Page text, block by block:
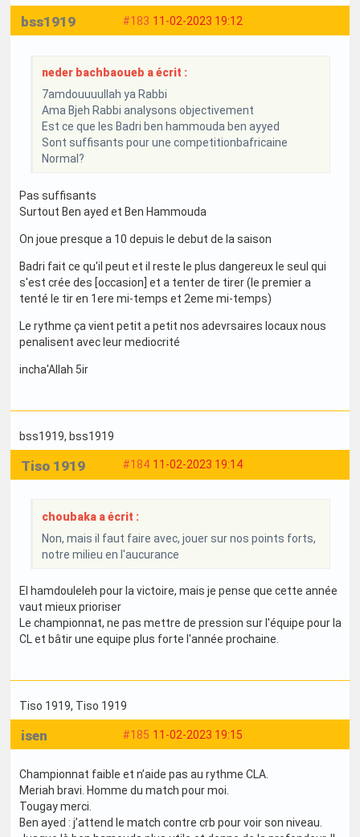
#183 11-02-2023 19:12
bss1919
neder bachbaoueb a écrit :
7amdouuuullah ya Rabbi
Ama Bjeh Rabbi analysons objectivement
Est ce que les Badri ben hammouda ben ayyed
Sont suffisants pour une competitionbafricaine
Normal?
Pas suffisants
Surtout Ben ayed et Ben Hammouda
On joue presque a 10 depuis le debut de la saison
Badri fait ce qu'il peut et il reste le plus dangereux le seul qui
s'est crée des [occasion] et a tenter de tirer (le premier a
tenté le tir en 1ere mi-temps et 2eme mi-temps)
Le rythme ça vient petit a petit nos adevrsaires locaux nous
penalisent avec leur mediocrité
incha'Allah 5ir
bss1919, bss1919
#184 11-02-2023 19:14
Tiso 1919
choubaka a écrit :
Non, mais il faut faire avec, jouer sur nos points forts,
notre milieu en l'aucurance
El hamdouleleh pour la victoire, mais je pense que cette année
vaut mieux prioriser
Le championnat, ne pas mettre de pression sur l'équipe pour la
CL et bâtir une equipe plus forte l'année prochaine.
Tiso 1919, Tiso 1919
#185 11-02-2023 19:15
isen
Championnat faible et n’aide pas au rythme CLA.
Meriah bravi. Homme du match pour moi.
Tougay merci.
Ben ayed : j’attend le match contre crb pour voir son niveau.